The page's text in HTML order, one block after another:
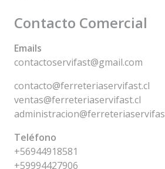
Contacto Comercial
Emails
contactoservifast@gmail.com
contacto@ferreteriaservifast.cl
ventas@ferreteriaservifast.cl
Teléfono
+56944918581
+59994427906